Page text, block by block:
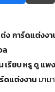
ง การ์ดแต่งงา
ล
เรียบ หรู ดู แพง
ดแต่งงาน มาม